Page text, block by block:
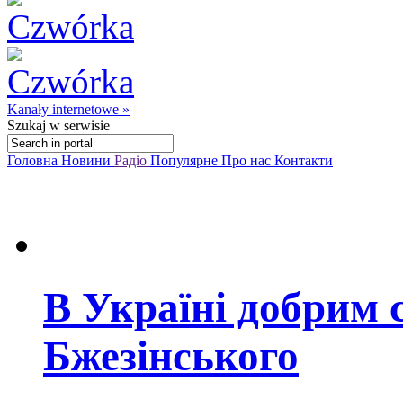
Kanały internetowe »
Szukaj w serwisie
Головна Новини Радіо Популярне Про нас Контакти
В Україні добрим
Бжезінського